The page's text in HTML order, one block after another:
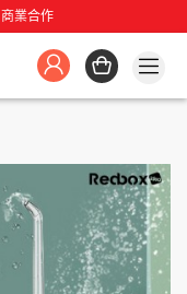
商業合作